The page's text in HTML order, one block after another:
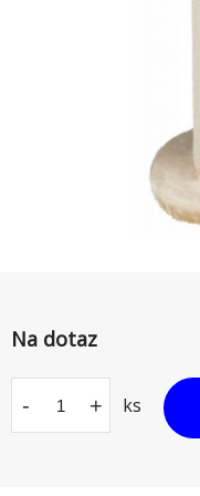
Na dotaz
- + ks